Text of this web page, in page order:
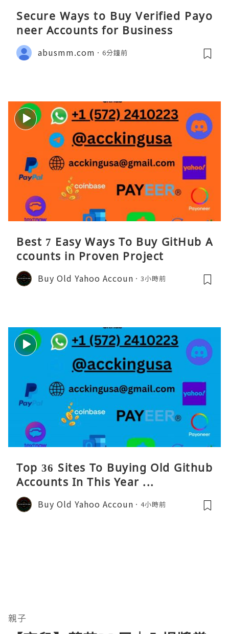
Secure Ways to Buy Verified Payo
neer Accounts for Business
abusmm.com 6分鐘前
Best 7 Easy Ways To Buy GitHub A
ccounts in Proven Project
Buy Old Yahoo Accoun 3小時前
Top 36 Sites To Buying Old Github
Accounts In This Year ...
Buy Old Yahoo Accoun 4小時前
親子